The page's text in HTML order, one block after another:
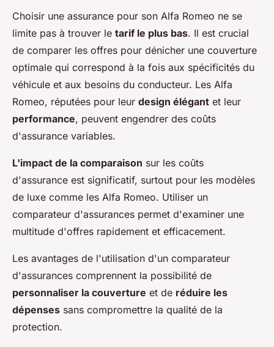
Choisir une assurance pour son Alfa Romeo ne se
limite pas à trouver le tarif le plus bas. Il est crucial
de comparer les offres pour dénicher une couverture
optimale qui correspond à la fois aux spécificités du
véhicule et aux besoins du conducteur. Les Alfa
Romeo, réputées pour leur design élégant et leur
performance, peuvent engendrer des coûts
d'assurance variables.
L'impact de la comparaison sur les coûts
d'assurance est significatif, surtout pour les modèles
de luxe comme les Alfa Romeo. Utiliser un
comparateur d'assurances permet d'examiner une
multitude d'offres rapidement et efficacement.
Les avantages de l'utilisation d'un comparateur
d'assurances comprennent la possibilité de
personnaliser la couverture et de réduire les
dépenses sans compromettre la qualité de la
protection.